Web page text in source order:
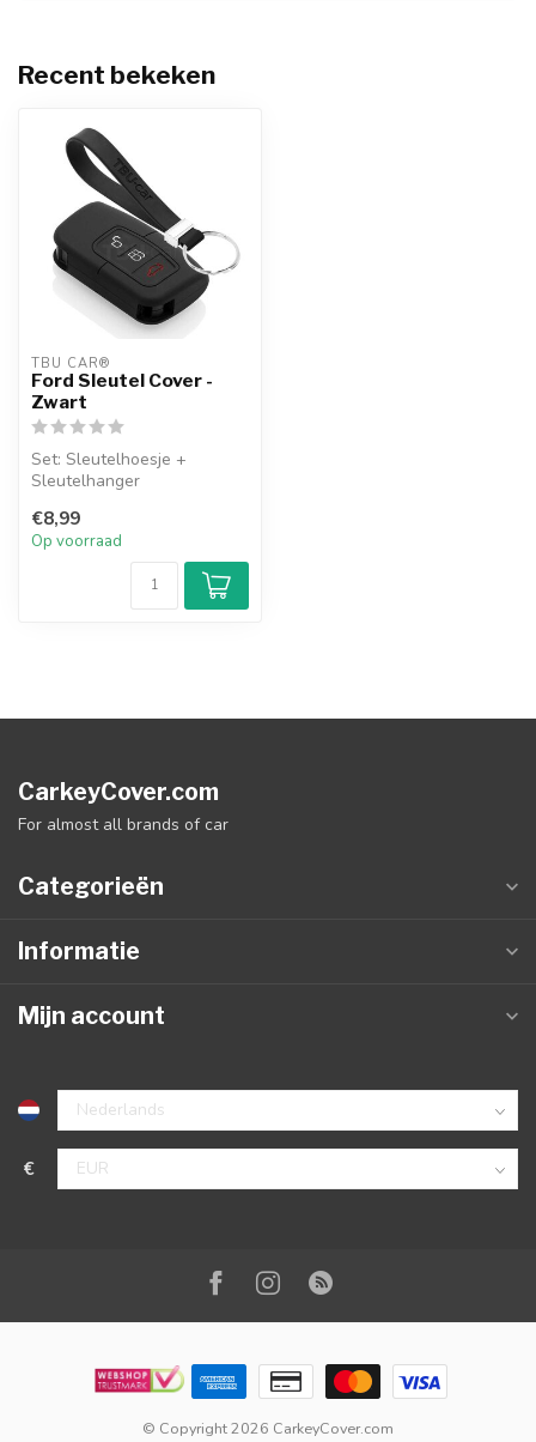
Recent bekeken
TBU CAR®
Ford Sleutel Cover -
Zwart
Set: Sleutelhoesje +
Sleutelhanger
€8,99
Op voorraad
CarkeyCover.com
For almost all brands of car
Categorieën
Informatie
Mijn account
€
© Copyright 2026 CarkeyCover.com